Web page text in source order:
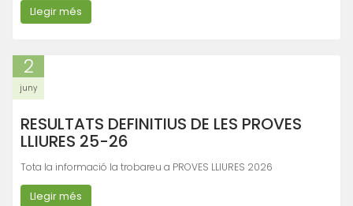
Llegir més
2
juny
RESULTATS DEFINITIUS DE LES PROVES
LLIURES 25-26
Tota la informació la trobareu a PROVES LLIURES 2026
Llegir més